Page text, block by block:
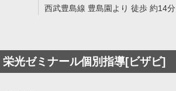
西武豊島線 豊島園より 徒歩 約14分
栄光ゼミナール個別指導[ビザビ]